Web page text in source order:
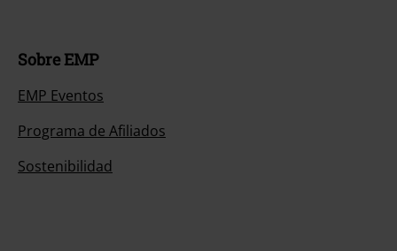
Sobre EMP
EMP Eventos
Programa de Afiliados
Sostenibilidad